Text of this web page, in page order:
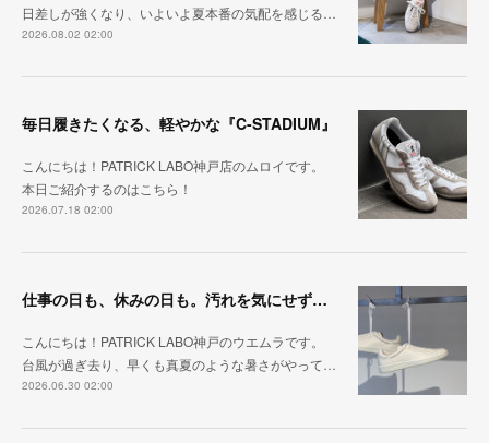
日差しが強くなり、いよいよ夏本番の気配を感じる…
2026.08.02 02:00
毎日履きたくなる、軽やかな『C-STADIUM』
こんにちは！PATRICK LABO神戸店のムロイです。
本日ご紹介するのはこちら！
2026.07.18 02:00
仕事の日も、休みの日も。汚れを気にせず毎日履ける『PUNCH-WP_WHT』
こんにちは！PATRICK LABO神戸のウエムラです。
台風が過ぎ去り、早くも真夏のような暑さがやって…
2026.06.30 02:00